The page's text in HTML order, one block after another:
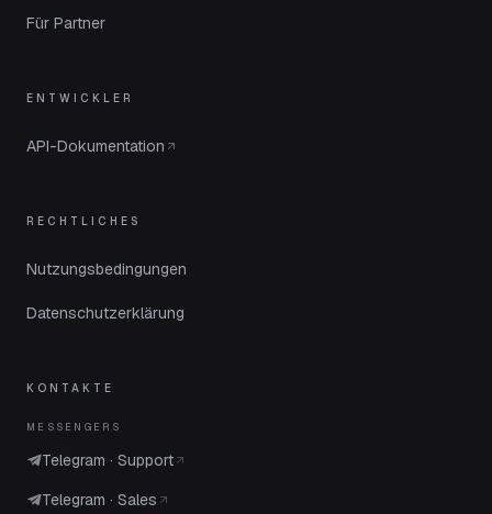
Für Partner
ENTWICKLER
API-Dokumentation
RECHTLICHES
Nutzungsbedingungen
Datenschutzerklärung
KONTAKTE
MESSENGERS
Telegram · Support
Telegram · Sales